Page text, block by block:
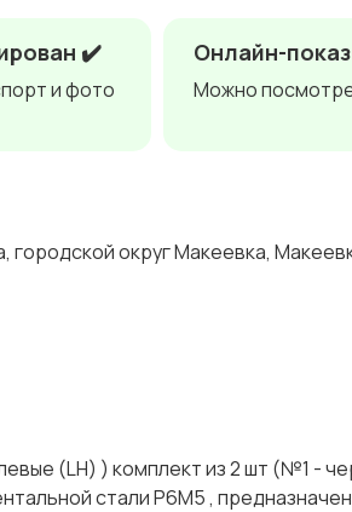
✔️
и фото
Онлайн-показ
Можно
округ Макеевка,
(LH) ) комплект из 2 шт (№1 -
стали Р6М5 ,